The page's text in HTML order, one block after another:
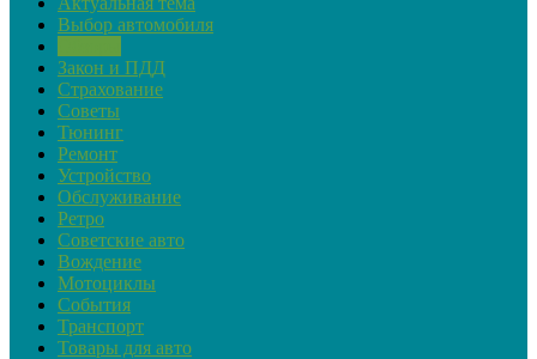
Выбор автомобиля
Закон и ПДД
Страхование
Советы
Тюнинг
Ремонт
Устройство
Обслуживание
Ретро
Советские авто
Вождение
Мотоциклы
События
Транспорт
Товары для авто